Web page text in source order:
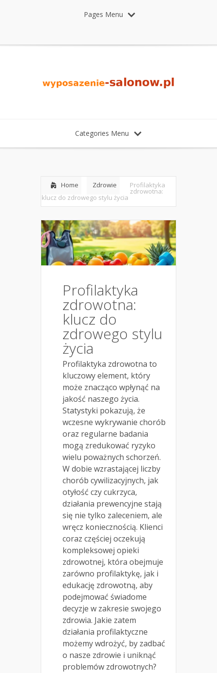
Pages Menu
Categories Menu
Home Zdrowie Profilaktyka
zdrowotna:
klucz do zdrowego stylu życia
Profilaktyka
zdrowotna:
klucz do
zdrowego stylu
życia
Profilaktyka zdrowotna to
kluczowy element, który
może znacząco wpłynąć na
jakość naszego życia.
Statystyki pokazują, że
wczesne wykrywanie chorób
oraz regularne badania
mogą zredukować ryzyko
wielu poważnych schorzeń.
W dobie wzrastającej liczby
chorób cywilizacyjnych, jak
otyłość czy cukrzyca,
działania prewencyjne stają
się nie tylko zaleceniem, ale
wręcz koniecznością. Klienci
coraz częściej oczekują
kompleksowej opieki
zdrowotnej, która obejmuje
zarówno profilaktykę, jak i
edukację zdrowotną, aby
podejmować świadome
decyzje w zakresie swojego
zdrowia. Jakie zatem
działania profilaktyczne
możemy wdrożyć, by zadbać
o nasze zdrowie i uniknąć
problemów zdrowotnych?